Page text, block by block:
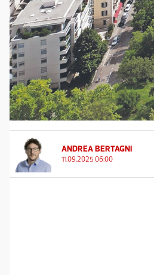
ANDREA BERTAGNI
11.09.2025 06:00